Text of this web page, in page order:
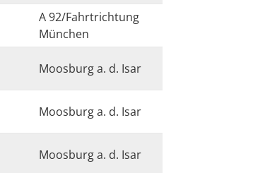
A 92/Fahrtrichtung
München
Moosburg a. d. Isar
Moosburg a. d. Isar
Moosburg a. d. Isar